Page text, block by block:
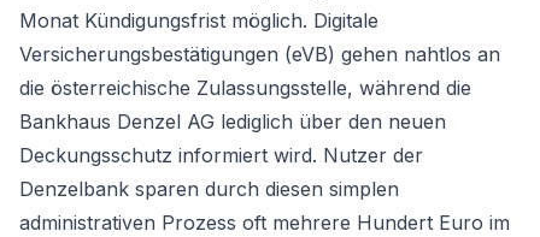
Monat Kündigungsfrist möglich. Digitale
Versicherungsbestätigungen (eVB) gehen nahtlos an
die österreichische Zulassungsstelle, während die
Bankhaus Denzel AG lediglich über den neuen
Deckungsschutz informiert wird. Nutzer der
Denzelbank sparen durch diesen simplen
administrativen Prozess oft mehrere Hundert Euro im